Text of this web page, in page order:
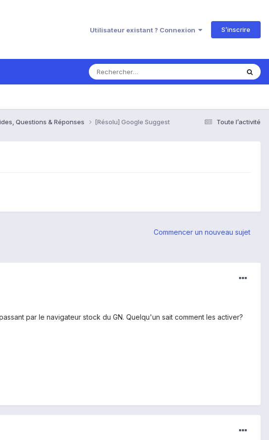
Utilisateur existant ? Connexion S’inscrire
Toute l’activité
Questions & Réponses [Résolu] Google Suggest
Commencer un nouveau sujet
par le navigateur stock du GN. Quelqu'un sait comment les activer?